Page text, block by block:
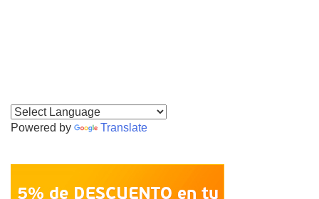
Powered by Translate